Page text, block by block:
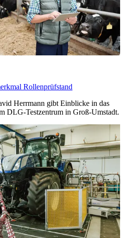
Rollenprüfstand
Herrmann gibt Einblicke in das
DLG-Testzentrum in Groß-Umstadt.